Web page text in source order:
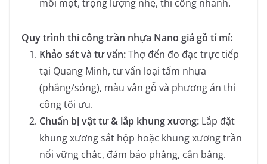
mối mọt, trọng lượng nhẹ, thi công nhanh.
Quy trình thi công trần nhựa Nano giả gỗ tỉ mỉ:
Khảo sát và tư vấn:Thợ đến đo đạc trực tiếp
tại Quang Minh, tư vấn loại tấm nhựa
(phẳng/sóng), màu vân gỗ và phương án thi
công tối ưu.
Chuẩn bị vật tư & lắp khung xương: Lắp đặt
khung xương sắt hộp hoặc khung xương trần
nổi vững chắc, đảm bảo phẳng, cân bằng.